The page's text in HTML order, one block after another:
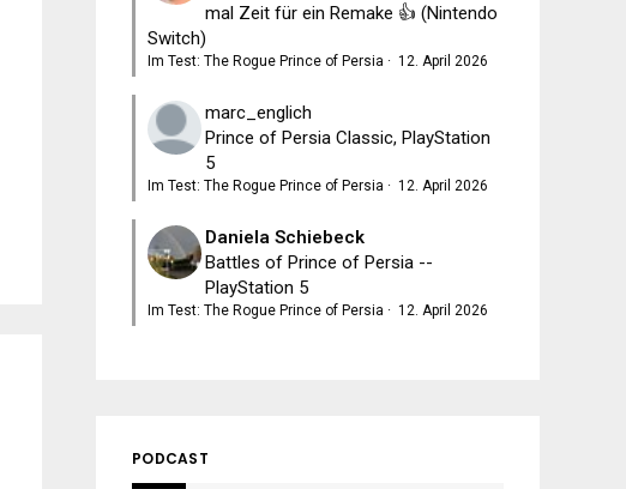
mal Zeit für ein Remake 👍 (Nintendo
Switch)
Im Test: The Rogue Prince of Persia · 12. April 2026
marc_englich
Prince of Persia Classic, PlayStation
5
Im Test: The Rogue Prince of Persia · 12. April 2026
Daniela Schiebeck
Battles of Prince of Persia --
PlayStation 5
Im Test: The Rogue Prince of Persia · 12. April 2026
PODCAST